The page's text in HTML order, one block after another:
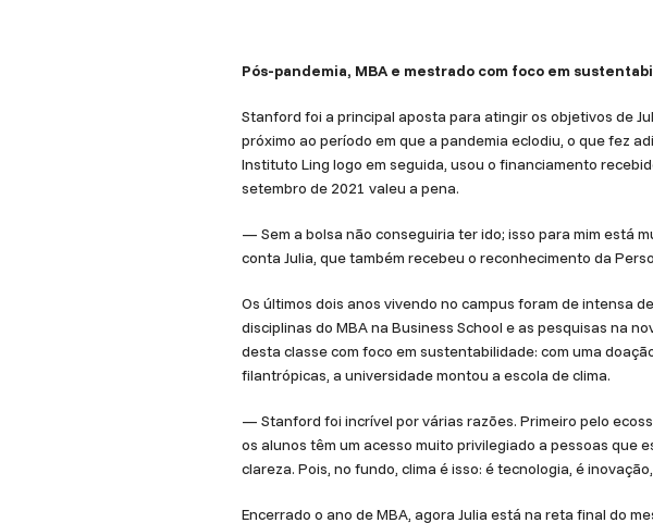
Pós-pandemia, MBA e mestrado com foco em
Stanford foi a principal aposta para atingir os objetivos de
próximo ao período em que a pandemia eclodiu, o que fez
Instituto Ling logo em seguida, usou o financiamento
setembro de 2021 valeu a pena.
— Sem a bolsa não conseguiria ter ido; isso para mim está
conta Julia, que também recebeu o reconhecimento da
Os últimos dois anos vivendo no campus foram de intensa
disciplinas do MBA na Business School e as pesquisas na
desta classe com foco em sustentabilidade: com uma
filantrópicas, a universidade montou a escola de clima.
— Stanford foi incrível por várias razões. Primeiro pelo
os alunos têm um acesso muito privilegiado a pessoas que
clareza. Pois, no fundo, clima é isso: é tecnologia, é
Encerrado o ano de MBA, agora Julia está na reta final do